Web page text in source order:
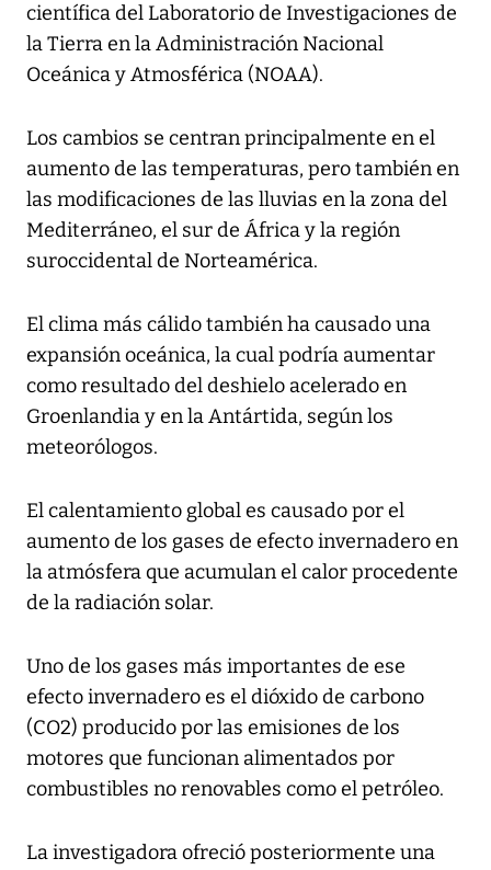
científica del Laboratorio de Investigaciones de
la Tierra en la Administración Nacional
Oceánica y Atmosférica (NOAA).
Los cambios se centran principalmente en el
aumento de las temperaturas, pero también en
las modificaciones de las lluvias en la zona del
Mediterráneo, el sur de África y la región
suroccidental de Norteamérica.
El clima más cálido también ha causado una
expansión oceánica, la cual podría aumentar
como resultado del deshielo acelerado en
Groenlandia y en la Antártida, según los
meteorólogos.
El calentamiento global es causado por el
aumento de los gases de efecto invernadero en
la atmósfera que acumulan el calor procedente
de la radiación solar.
Uno de los gases más importantes de ese
efecto invernadero es el dióxido de carbono
(CO2) producido por las emisiones de los
motores que funcionan alimentados por
combustibles no renovables como el petróleo.
La investigadora ofreció posteriormente una